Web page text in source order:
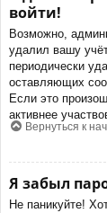
войти!
Возможно,
удалил вашу
периодически
оставляющих
Если это
активнее
Вернуться к
Я забыл
Не паникуйте!